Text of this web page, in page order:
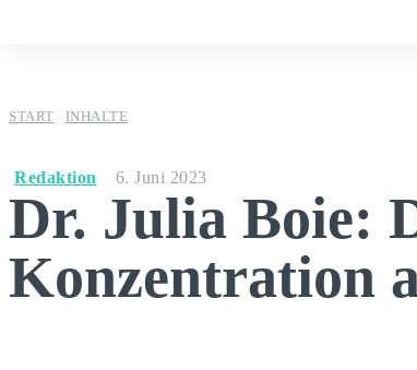
START INHALTE
Redaktion 6. Juni 2023
Dr. Julia Boie:
Konzentration